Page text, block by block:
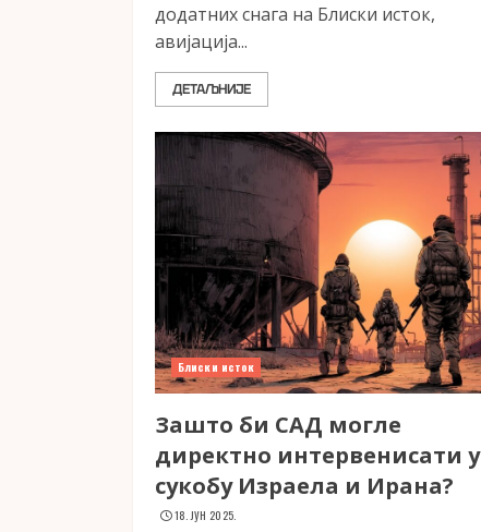
додатних снага на Блиски исток,
авијација...
ДЕТАЉНИЈЕ
Блиски исток
Зашто би САД могле
директно интервенисати у
сукобу Израела и Ирана?
18. ЈУН 2025.